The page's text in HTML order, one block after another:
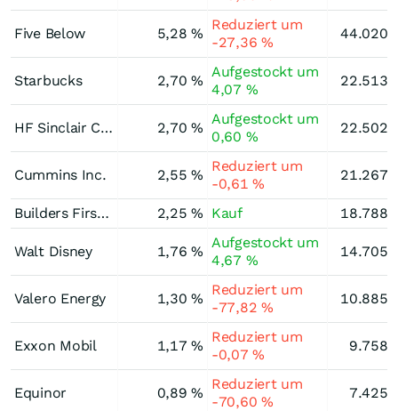
Five Below 5,28 %
Reduziert um
-27,36 %
Starbucks 2,70 %
Aufgestockt um
4,07 %
HF Sinclair Corporation 2,70 %
Aufgestockt um
0,60 %
Cummins Inc. 2,55 %
Reduziert um
-0,61 %
Builders Firstsource 2,25 % Kauf
Walt Disney 1,76 %
Aufgestockt um
4,67 %
Valero Energy 1,30 %
Reduziert um
-77,82 %
Exxon Mobil 1,17 %
Reduziert um
-0,07 %
Equinor 0,89 %
Reduziert um
-70,60 %